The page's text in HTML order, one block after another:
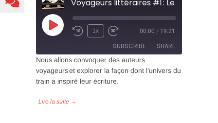
Play
1x 00:00 / 19:21
SUBSCRIBE SHARE
RSS FEED
SHARE
Nous allons convoquer des auteurs
voyageurs et explorer la façon dont l’univers du
train a inspiré leur écriture.